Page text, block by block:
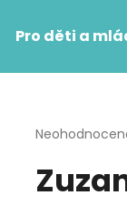
Pro děti a
Průměrné
produktu
je
HLEDAT